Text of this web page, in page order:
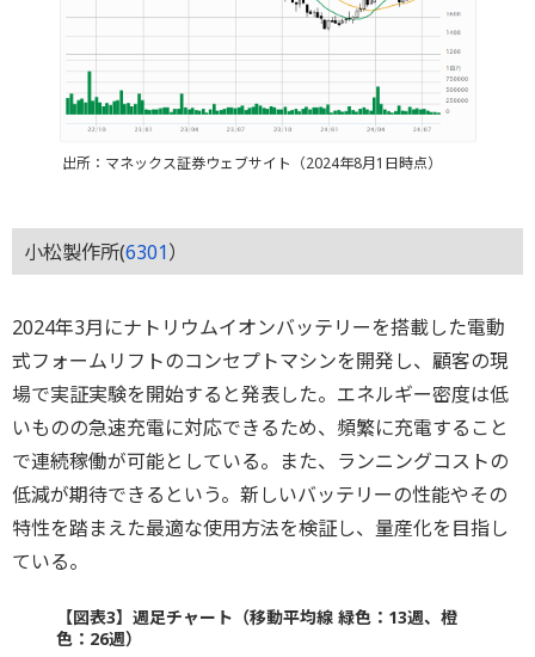
出所：マネックス証券ウェブサイト（2024年8月1日時点）
小松製作所(6301）
2024年3月にナトリウムイオンバッテリーを搭載した電動
式フォームリフトのコンセプトマシンを開発し、顧客の現
場で実証実験を開始すると発表した。エネルギー密度は低
いものの急速充電に対応できるため、頻繁に充電すること
で連続稼働が可能としている。また、ランニングコストの
低減が期待できるという。新しいバッテリーの性能やその
特性を踏まえた最適な使用方法を検証し、量産化を目指し
ている。
【図表3】週足チャート（移動平均線 緑色：13週、橙
色：26週）